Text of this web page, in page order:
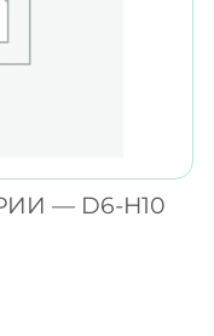
— D6-H10